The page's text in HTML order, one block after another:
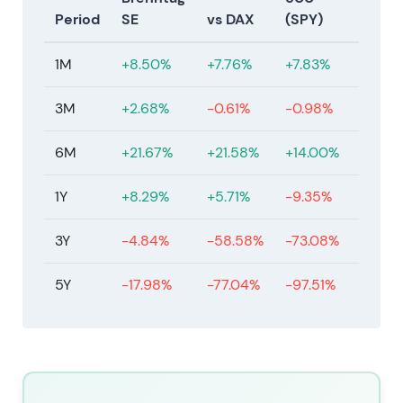
Q1/2025-Unterlagen weisen Bruttogewinn-
angegeben; das Unternehmen bezeichnete 2025
Gegenwind
[28],[8]. - Investoren erkannten die
anhaltenden Cashfokus an, hielten die Erwartungen
positionierte sich als Mid-Cycle-Compounder, der
Multiples von 2022 wieder zu rechtfertigen. -
Visibilität; der Markt blieb vorsichtig und
Period
SE
vs DAX
(SPY)
1M +8.50% +7.76% +7.83%
3M +2.68% -0.61% -0.98%
6M +21.67% +21.58% +14.00%
1Y +8.29% +5.71% -9.35%
3Y -4.84% -58.58% -73.08%
5Y -17.98% -77.04% -97.51%